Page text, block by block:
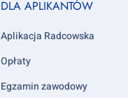
3
DLA APLIKANTÓW
Aplikacja Radcowska
Opłaty
Egzamin zawodowy